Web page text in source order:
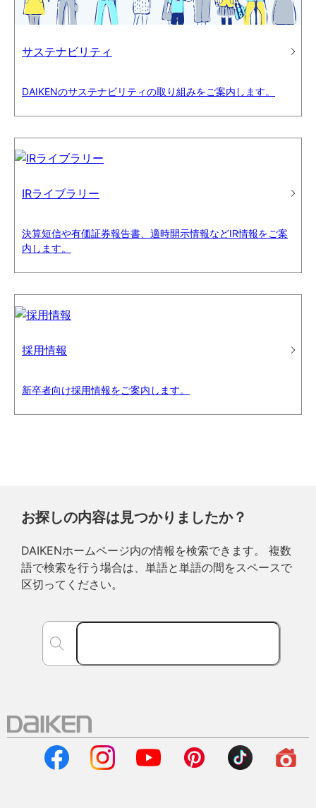
サステナビリティ
DAIKENのサステナビリティの取り組みをご案内します。
IRライブラリー
決算短信や有価証券報告書、適時開示情報などIR情報をご案
内します。
採用情報
新卒者向け採用情報をご案内します。
お探しの内容は見つかりましたか？
DAIKENホームページ内の情報を検索できます。 複数
語で検索を行う場合は、単語と単語の間をスペースで
区切ってください。